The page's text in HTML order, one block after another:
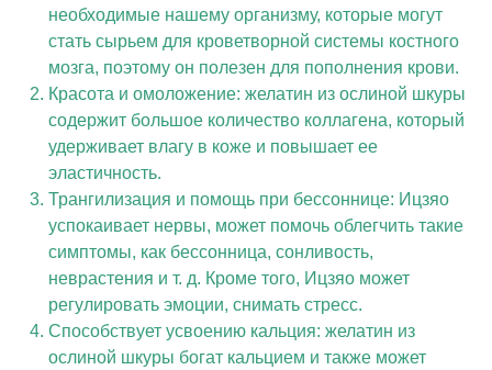
необходимые нашему организму, которые могут
стать сырьем для кроветворной системы костного
мозга, поэтому он полезен для пополнения крови.
Красота и омоложение: желатин из ослиной шкуры
содержит большое количество коллагена, который
удерживает влагу в коже и повышает ее
эластичность.
Трангилизация и помощь при бессоннице: Ицзяо
успокаивает нервы, может помочь облегчить такие
симптомы, как бессонница, сонливость,
неврастения и т. д. Кроме того, Ицзяо может
регулировать эмоции, снимать стресс.
Способствует усвоению кальция: желатин из
ослиной шкуры богат кальцием и также может